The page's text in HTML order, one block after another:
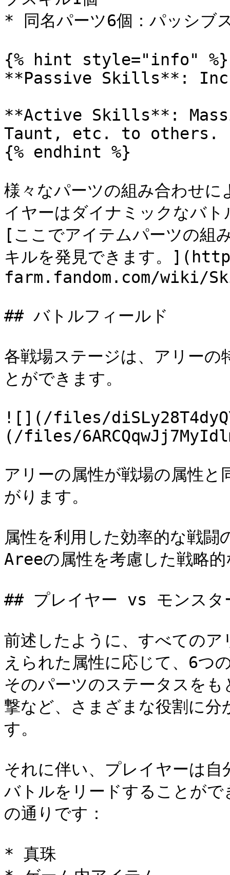
* 同名パーツ6個：パッシブ
{% hint style="info" %}
**Passive Skills**:
**Active Skills**:
Taunt, etc. to others.
{% endhint %}
様々なパーツの組み合わせ
イヤーはダイナミックなバ
[ここでアイテムパーツの組
キルを発見できます。
farm.fandom.com/wiki/
## バトルフィールド
各戦場ステージは、アリーの
とができます。
![](/files/
(/files/
アリーの属性が戦場の属性
がります。
属性を利用した効率的な戦
Areeの属性を考慮した戦略
## プレイヤー vs モンスタ
前述したように、すべての
えられた属性に応じて、6つ
そのパーツのステータスをも
撃など、さまざまな役割に
す。
それに伴い、プレイヤーは
バトルをリードすることが
の通りです：
* 真珠